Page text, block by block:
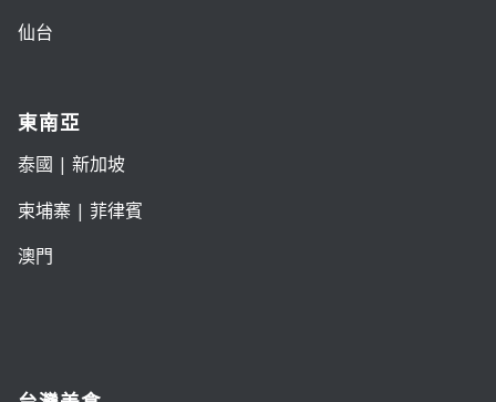
仙台
東南亞
泰國 | 新加坡
柬埔寨 | 菲律賓
澳門